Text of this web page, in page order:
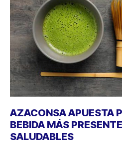
AZACONSA APUESTA
BEBIDA MÁS
SALUDABLES